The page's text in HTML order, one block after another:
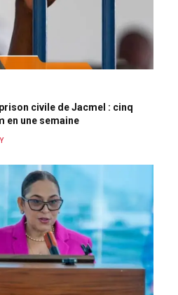
civile de Jacmel : cinq
en une semaine